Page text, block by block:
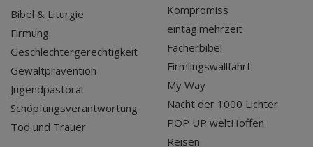
Bibel & Liturgie
Firmung
Geschlechtergerechtigkeit
Gewaltprävention
Jugendpastoral
Schöpfungsverantwortung
Tod und Trauer
Kompromiss
eintag.mehrzeit
Fächerbibel
Firmlingswallfahrt
My Way
Nacht der 1000 Lichter
POP UP weltHoffen
Reisen